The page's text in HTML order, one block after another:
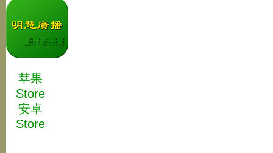
苹果
Store
安卓
Store